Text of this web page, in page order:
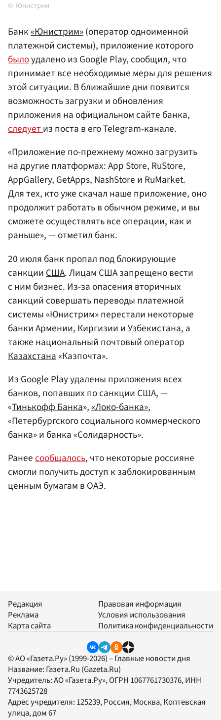
Юнистрим
Банк«Юнистрим»(оператор одноименной
платежной системы), приложение которого
былоудалено из Google Play, сообщил, что
принимает все необходимые меры для решения
этой ситуации. В ближайшие дни появится
возможность загрузки и обновления
приложения на официальном сайте банка,
следуетиз поста в его Telegram-канале.
«Приложение по-прежнему можно загрузить
на другие платформах: App Store, RuStore,
AppGallery, GetApps, NashStore и RuMarket.
Для тех, кто уже скачал наше приложение, оно
продолжит работать в обычном режиме, и вы
сможете осуществлять все операции, как и
раньше», — отметил банк.
20 июля банк пропал под блокирующие
санкции США. Лицам США запрещено вести
с ним бизнес. Из-за опасения вторичных
санкций совершать переводы платежной
системы «Юнистрим» перестали некоторые
банкиАрмении, Киргизии иУзбекистана, а
также национальный почтовый оператор
Казахстана«Казпочта».
Из Google Play удалены приложения всех
банков, попавших по санкции США, —
«Тинькофф Банка»,«Локо-банка»,
«Петербургского социального коммерческого
банка» и банка «Солидарность».
Ранеесообщалось, что некоторые россияне
смогли получить доступ к заблокированным
ценным бумагам в ОАЭ.
Редакция
Реклама
Карта сайта
Правовая информация
Условия использования
Политика конфиденциальности
© АО «Газета.Ру» (1999-2026) – Главные новости дня
Название: Газета.Ru (Gazeta.Ru)
Учредитель:АО «Газета.Ру», ОГРН 1067761730376, ИНН
7743625728
Адрес учредителя: 125239, Россия, Москва, Коптевская
улица, дом 67